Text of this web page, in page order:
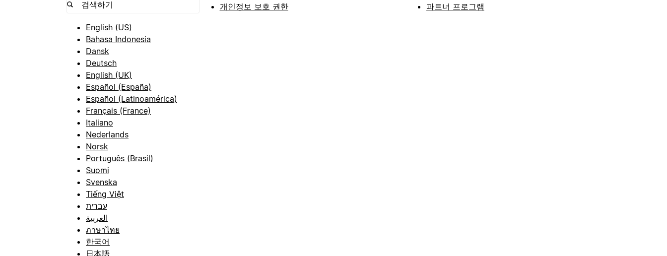
English (US)
Bahasa Indonesia
Dansk
Deutsch
English (UK)
Español (España)
Español (Latinoamérica)
Français (France)
Italiano
Nederlands
Norsk
Português (Brasil)
Suomi
Svenska
Tiếng Việt
עברית
العربية
ภาษาไทย
한국어
日本語
개인정보 보호 권한
파트너 프로그램